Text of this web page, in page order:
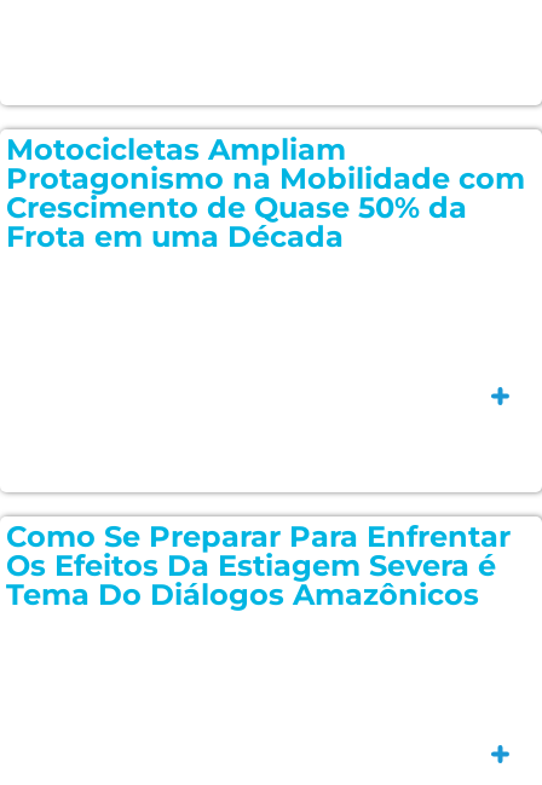
Motocicletas Ampliam
Protagonismo na Mobilidade com
Crescimento de Quase 50% da
Frota em uma Década
Como Se Preparar Para Enfrentar
Os Efeitos Da Estiagem Severa é
Tema Do Diálogos Amazônicos